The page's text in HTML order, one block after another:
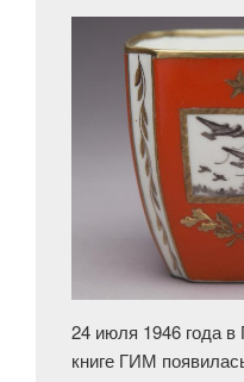
24 июля 1946 года в
книге ГИМ